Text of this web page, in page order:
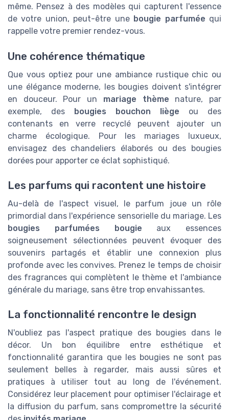
même. Pensez à des modèles qui capturent l'essence
de votre union, peut-être une bougie parfumée qui
rappelle votre premier rendez-vous.
Une cohérence thématique
Que vous optiez pour une ambiance rustique chic ou
une élégance moderne, les bougies doivent s'intégrer
en douceur. Pour un mariage thème nature, par
exemple, des bougies bouchon liège ou des
contenants en verre recyclé peuvent ajouter un
charme écologique. Pour les mariages luxueux,
envisagez des chandeliers élaborés ou des bougies
dorées pour apporter ce éclat sophistiqué.
Les parfums qui racontent une histoire
Au-delà de l'aspect visuel, le parfum joue un rôle
primordial dans l'expérience sensorielle du mariage. Les
bougies parfumées bougie aux essences
soigneusement sélectionnées peuvent évoquer des
souvenirs partagés et établir une connexion plus
profonde avec les convives. Prenez le temps de choisir
des fragrances qui complètent le thème et l'ambiance
générale du mariage, sans être trop envahissantes.
La fonctionnalité rencontre le design
N'oubliez pas l'aspect pratique des bougies dans le
décor. Un bon équilibre entre esthétique et
fonctionnalité garantira que les bougies ne sont pas
seulement belles à regarder, mais aussi sûres et
pratiques à utiliser tout au long de l'événement.
Considérez leur placement pour optimiser l'éclairage et
la diffusion du parfum, sans compromettre la sécurité